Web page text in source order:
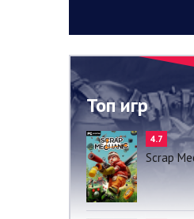
Топ игр
4.7
Scrap